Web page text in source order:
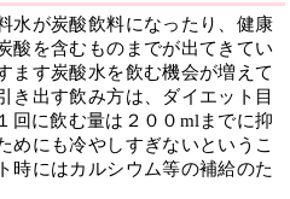
水が炭酸飲料になったり、健康
酸を含むものまでが出てきてい
ます炭酸水を飲む機会が増えて
き出す飲み方は、ダイエット目
回に飲む量は２００mlまでに抑
めにも冷やしすぎないというこ
時にはカルシウム等の補給のた